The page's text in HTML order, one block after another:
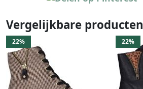
Vergelijkbare producten
22% 22%